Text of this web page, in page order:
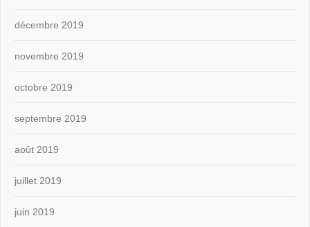
décembre 2019
novembre 2019
octobre 2019
septembre 2019
août 2019
juillet 2019
juin 2019